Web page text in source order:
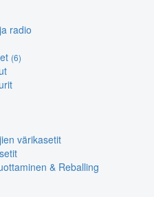
radio
(6)
värikasetit
& Reballing